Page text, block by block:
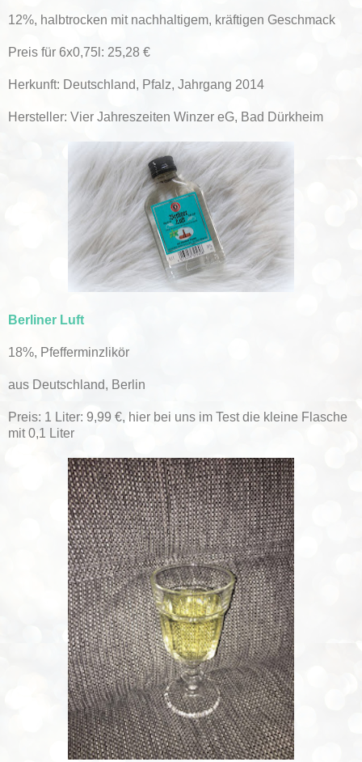
12%, halbtrocken mit nachhaltigem, kräftigen Geschmack
Preis für 6x0,75l: 25,28 €
Herkunft: Deutschland, Pfalz, Jahrgang 2014
Hersteller: Vier Jahreszeiten Winzer eG, Bad Dürkheim
Berliner Luft
18%, Pfefferminzlikör
aus Deutschland, Berlin
Preis: 1 Liter: 9,99 €, hier bei uns im Test die kleine Flasche
mit 0,1 Liter